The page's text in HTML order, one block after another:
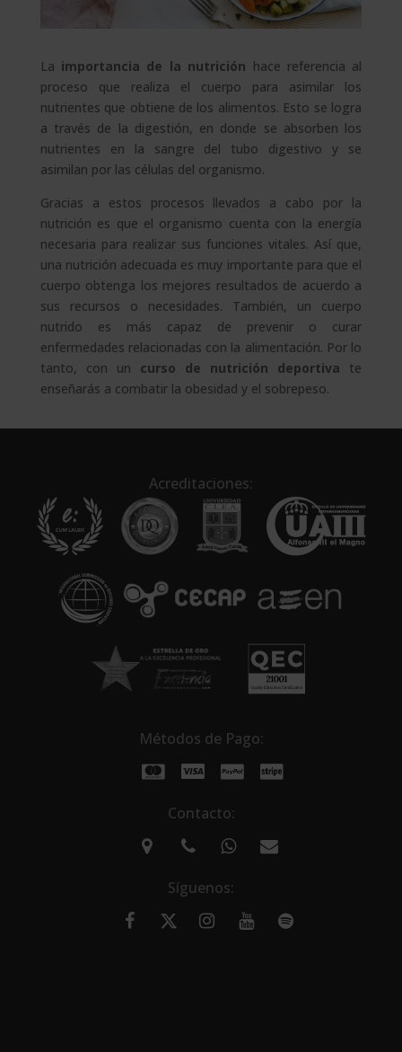
La importancia de la nutrición hace referencia al
proceso que realiza el cuerpo para asimilar los
nutrientes que obtiene de los alimentos. Esto se logra
a través de la digestión, en donde se absorben los
nutrientes en la sangre del tubo digestivo y se
asimilan por las células del organismo.
Gracias a estos procesos llevados a cabo por la
nutrición es que el organismo cuenta con la energía
necesaria para realizar sus funciones vitales. Así que,
una nutrición adecuada es muy importante para que el
cuerpo obtenga los mejores resultados de acuerdo a
sus recursos o necesidades. También, un cuerpo
nutrido es más capaz de prevenir o curar
enfermedades relacionadas con la alimentación. Por lo
tanto, con un curso de nutrición deportiva te
enseñarás a combatir la obesidad y el sobrepeso.
Acreditaciones:
Métodos de Pago:
Contacto:
Síguenos: